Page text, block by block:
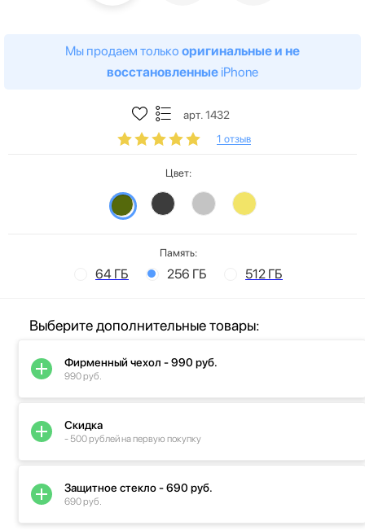
Мы продаем только оригинальные и не
восстановленные iPhone
арт. 1432
1 отзыв
Цвет:
Память:
64 ГБ 256 ГБ 512 ГБ
Выберите дополнительные товары:
Фирменный чехол - 990 руб.
990 руб.
Скидка
- 500 рублей на первую покупку
Защитное стекло - 690 руб.
690 руб.